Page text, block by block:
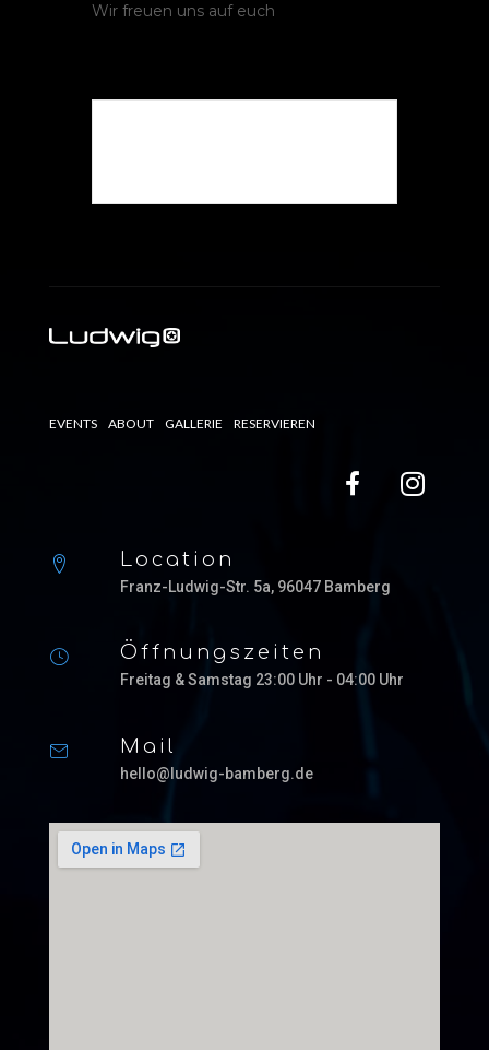
Wir freuen uns auf euch
EVENTS ABOUT GALLERIE RESERVIEREN
Location
Franz-Ludwig-Str. 5a, 96047 Bamberg
Öffnungszeiten
Freitag & Samstag 23:00 Uhr - 04:00 Uhr
Mail
hello@ludwig-bamberg.de